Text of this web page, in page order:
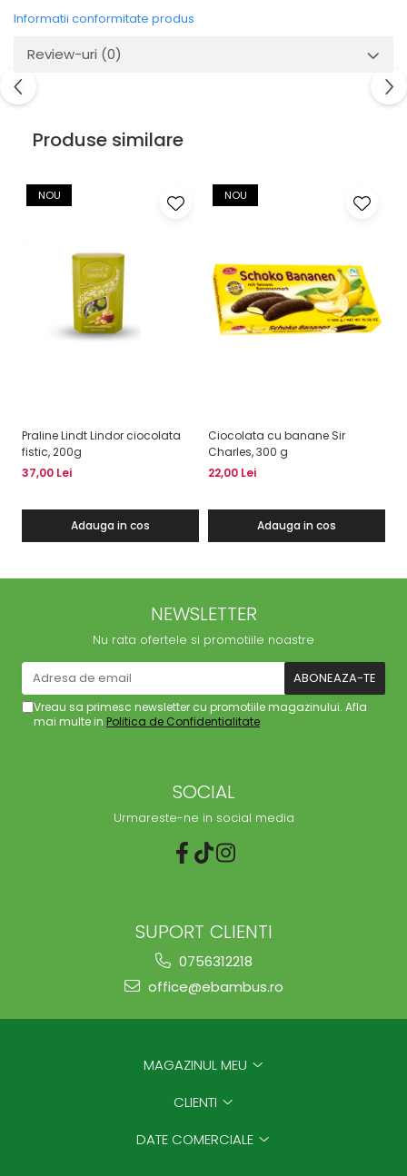
Informatii conformitate produs
Review-uri (0)
Produse similare
NOU
Praline Lindt Lindor ciocolata
fistic, 200g
37,00 Lei
Adauga in cos
NOU
Ciocolata cu banane Sir
Charles, 300 g
22,00 Lei
Adauga in cos
NEWSLETTER
Nu rata ofertele si promotiile noastre
Vreau sa primesc newsletter cu promotiile magazinului. Afla
mai multe in Politica de Confidentialitate
SOCIAL
Urmareste-ne in social media
SUPORT CLIENTI
0756312218
office@ebambus.ro
MAGAZINUL MEU
CLIENTI
DATE COMERCIALE